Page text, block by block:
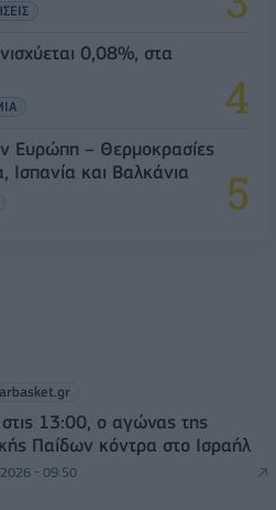
0,08%, στα
Ευρώπη – Θερμοκρασίες
Ισπανία και Βαλκάνια
13:00, ο αγώνας της
Παίδων κόντρα στο Ισραήλ
- 09:50